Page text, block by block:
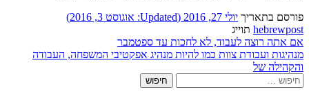
פורסם בתאריך יולי 27, 2016 (Updated: אוגוסט 3, 2016
)
hebrewpost תוייג
ניווט
אם אתה רוצה לעבוד, לא לחכות עד ספטמבר
מנהיגות ועבודת צוות כמו להיות מנהיג אפקטיבי המשפחה, העבודה
והקהילה של
חיפוש: